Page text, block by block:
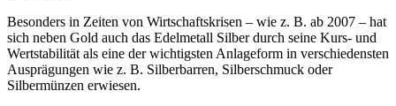
Besonders in Zeiten von Wirtschaftskrisen – wie z. B. ab 2007 – hat
sich neben Gold auch das Edelmetall Silber durch seine Kurs- und
Wertstabilität als eine der wichtigsten Anlageform in verschiedensten
Ausprägungen wie z. B. Silberbarren, Silberschmuck oder
Silbermünzen erwiesen.